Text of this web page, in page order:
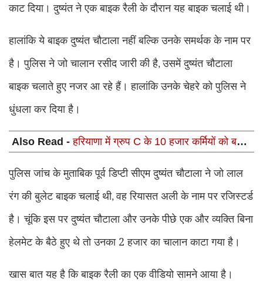
काट दिया। दुष्यंत ने एक बाइक रैली के दौरान यह बाइक चलाई थी।
हालांकि ये बाइक दुष्यंत चौटाला नहीं बल्कि उनके समर्थक के नाम पर
है। पुलिस ने जो चालान रसीद जारी की है,उसमें दुष्यंत चौटाला
बाइक चलाते हुए नजर आ रहे हैं। हालांकि उनके चेहरे को पुलिस ने
धुंधला कर दिया है।
Also Read -हरियाणा में ग्रुप C के 10 हजार कर्मियों को बड़ी
राहत, सुप्रीम कोर्ट ने दिया बड़ा फैसला
पुलिस जांच के मुताबिक पूर्व डिप्टी सीएम दुष्यंत चौटाला ने जो लाल
रंग की बुलेट बाइक चलाई थी,वह रियासत अली के नाम पर रजिस्टर्ड
है। चूंकि इस पर दुष्यंत चौटाला और उनके पीछे एक और व्यक्ति बिना
हेलमेट के बैठे हुए थे तो उनका 2 हजार का चालान काटा गया है।
खास बात यह है कि बाइक रैली का एक वीडियो सामने आया है।